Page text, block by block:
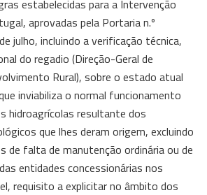
estabelecidas para a Intervenção
aprovadas pela Portaria n.º
julho, incluindo a verificação técnica,
do regadio (Direção-Geral de
Rural), sobre o estado atual
inviabiliza o normal funcionamento
hidroagrícolas resultante dos
que lhes deram origem, excluindo
de falta de manutenção ordinária ou de
entidades concessionárias nos
requisito a explicitar no âmbito dos